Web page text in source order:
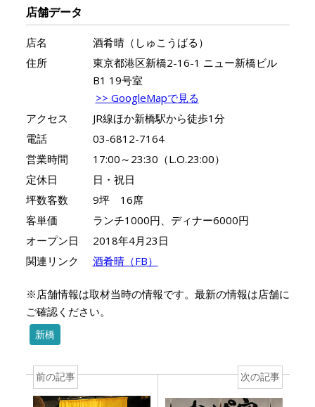
店舗データ
店名
酒肴晴（しゅこうばる）
住所
東京都港区新橋2-16-1 ニュー新橋ビル
B1 19号室
>> GoogleMapで見る
アクセス
JR線ほか新橋駅から徒歩1分
電話
03-6812-7164
営業時間
17:00～23:30（L.O.23:00）
定休日
日・祝日
坪数客数
9坪 16席
客単価
ランチ1000円、ディナー6000円
オープン日
2018年4月23日
関連リンク
酒肴晴（FB）
※店舗情報は取材当時の情報です。最新の情報は店舗に
ご確認ください。
新橋
前の記事 次の記事